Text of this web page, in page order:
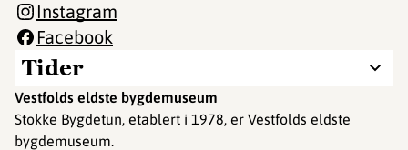
Tider
Vestfolds eldste bygdemuseum
Stokke Bygdetun, etablert i 1978, er Vestfolds eldste
bygdemuseum.
Instagram
Facebook